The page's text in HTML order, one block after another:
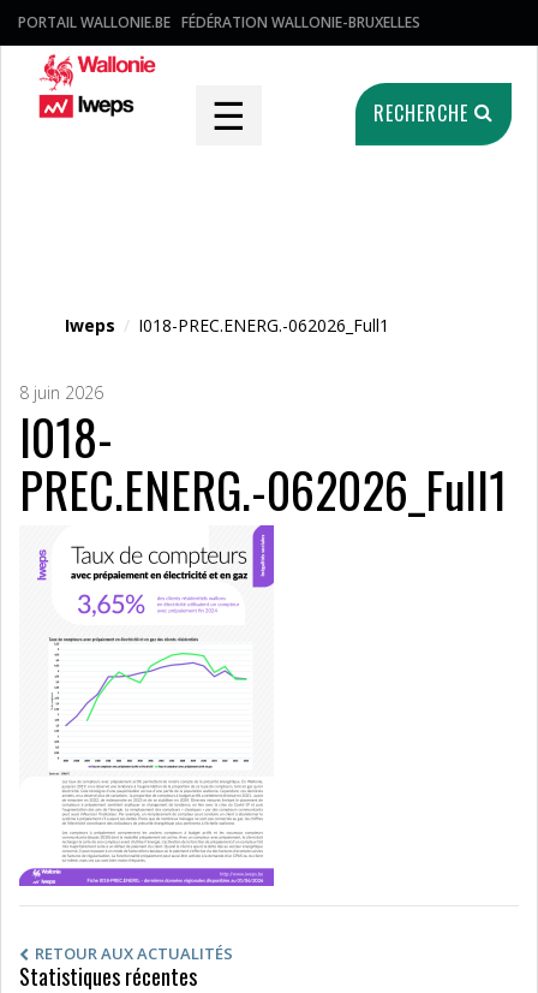
PORTAIL WALLONIE.BE FÉDÉRATION WALLONIE-BRUXELLES
☰ RECHERCHE
Iweps / I018-PREC.ENERG.-062026_Full1
8 juin 2026
I018-
PREC.ENERG.-062026_Full1
RETOUR AUX ACTUALITÉS
Statistiques récentes